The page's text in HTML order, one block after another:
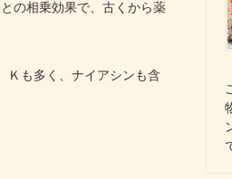
の相乗効果で、古くから薬
Ｋも多く、ナイアシンも含